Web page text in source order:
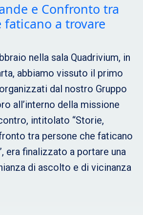
e Confronto tra
faticano a trovare
nella sala Quadrivium, in
abbiamo vissuto il primo
dal nostro Gruppo
all’interno della missione
intitolato “Storie,
tra persone che faticano
era finalizzato a portare una
di ascolto e di vicinanza